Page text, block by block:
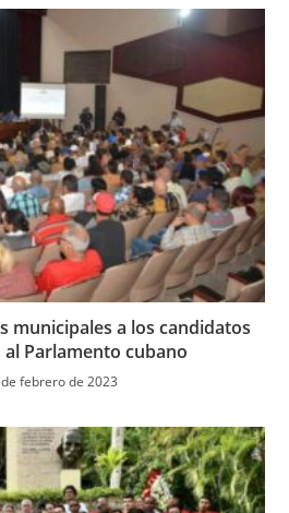
municipales a los candidatos
Parlamento cubano
febrero de 2023